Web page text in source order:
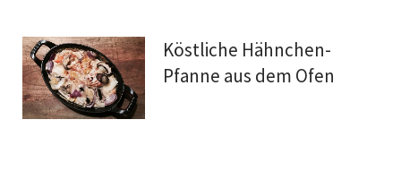
Köstliche Hähnchen-
Pfanne aus dem Ofen